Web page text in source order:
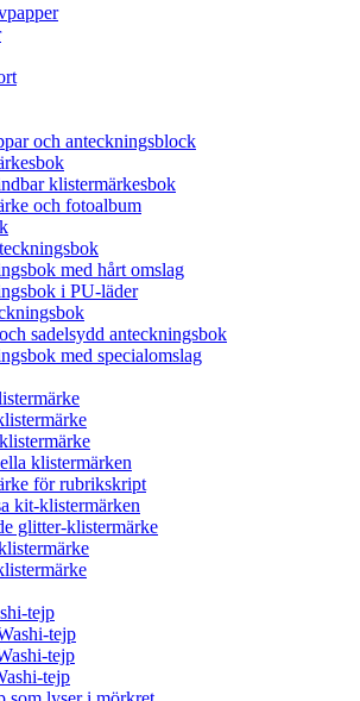
och anteckningsblock
klistermärkesbok
och fotoalbum
med hårt omslag
i PU-läder
sadelsydd anteckningsbok
med specialomslag
klistermärken
för rubrikskript
kit-klistermärken
glitter-klistermärke
tejp
tejp
tejp
tejp